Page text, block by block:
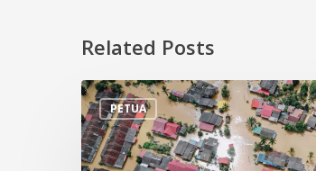
Related Posts
PETUA
Tips
Persiapan
Menghadapi
Banjir